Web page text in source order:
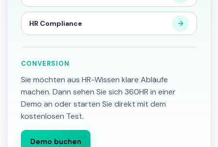
HR Compliance
CONVERSION
Sie möchten aus HR-Wissen klare Abläufe
machen. Dann sehen Sie sich 360HR in einer
Demo an oder starten Sie direkt mit dem
kostenlosen Test.
Demo buchen